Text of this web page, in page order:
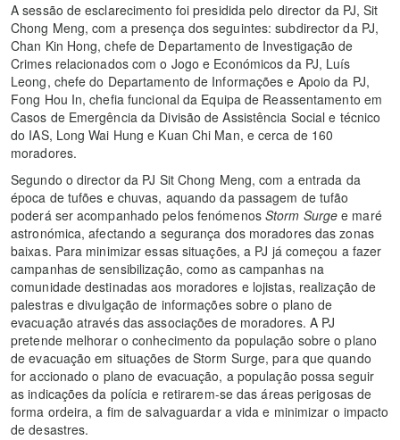
A sessão de esclarecimento foi presidida pelo director da PJ, Sit
Chong Meng, com a presença dos seguintes: subdirector da PJ,
Chan Kin Hong, chefe de Departamento de Investigação de
Crimes relacionados com o Jogo e Económicos da PJ, Luís
Leong, chefe do Departamento de Informações e Apoio da PJ,
Fong Hou In, chefia funcional da Equipa de Reassentamento em
Casos de Emergência da Divisão de Assistência Social e técnico
do IAS, Long Wai Hung e Kuan Chi Man, e cerca de 160
moradores.
Segundo o director da PJ Sit Chong Meng, com a entrada da
época de tufões e chuvas, aquando da passagem de tufão
poderá ser acompanhado pelos fenómenos Storm Surge e maré
astronómica, afectando a segurança dos moradores das zonas
baixas. Para minimizar essas situações, a PJ já começou a fazer
campanhas de sensibilização, como as campanhas na
comunidade destinadas aos moradores e lojistas, realização de
palestras e divulgação de informações sobre o plano de
evacuação através das associações de moradores. A PJ
pretende melhorar o conhecimento da população sobre o plano
de evacuação em situações de Storm Surge, para que quando
for accionado o plano de evacuação, a população possa seguir
as indicações da polícia e retirarem-se das áreas perigosas de
forma ordeira, a fim de salvaguardar a vida e minimizar o impacto
de desastres.